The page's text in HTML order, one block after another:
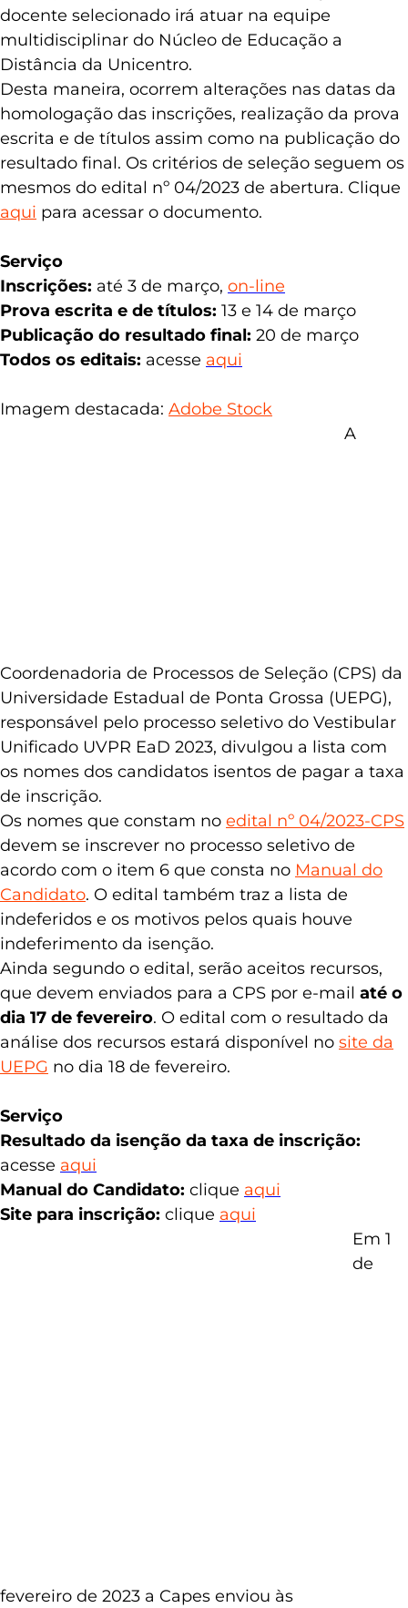
foramprorrogadas até o dia 3 de março
docente selecionado irá atuar na equipe
multidisciplinar do Núcleo de Educação a
Distância da Unicentro.
Desta maneira, ocorrem alterações nas datas da
homologação das inscrições, realização da prova
escrita e de títulos assim como na publicação do
resultado final. Os critérios de seleção seguem os
mesmos do edital nº 04/2023 de abertura. Clique
Serviço
Inscrições:até 3 de março,on-line
Prova escrita e de títulos:13 e 14 de março
Publicação do resultado final:
Coordenadoria de Processos de Seleção (CPS) da
Universidade Estadual de Ponta Grossa (UEPG),
responsável pelo processo seletivo do Vestibular
Unificado UVPR EaD 2023, divulgou a lista com
os nomes dos candidatos isentos de pagar a taxa
de inscrição.
Os nomes que constam noedital nº 04/2023-CPS
devem se inscrever no processo seletivo de
acordo com o item 6 que consta noManual do
Candidato. O edital também traz a lista de
indeferidos e os motivos pelos quais houve
indeferimento da isenção.
Ainda segundo o edital, serão aceitos recursos,
que devem enviados para a CPS por e-mailaté o
dia 17 de fevereiro. O edital com o resultado da
análise dos recursos estará disponível no
Serviço
Resultado da isenção da taxa de inscrição:
acesseaqui
Manual do Candidato:cliqueaqui
Em 1